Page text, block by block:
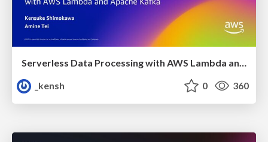
Serverless Data Processing with AWS Lambda and Apache Kafka
_kensh
0 360